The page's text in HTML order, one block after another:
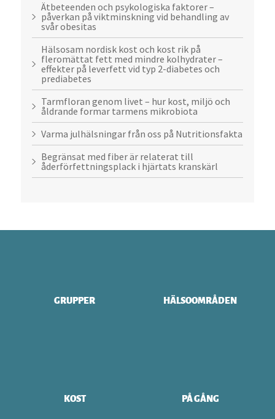
Ätbeteenden och psykologiska faktorer –
påverkan på viktminskning vid behandling av
svår obesitas
Hälsosam nordisk kost och kost rik på
fleromättat fett med mindre kolhydrater –
effekter på leverfett vid typ 2-diabetes och
prediabetes
Tarmfloran genom livet – hur kost, miljö och
åldrande formar tarmens mikrobiota
Varma julhälsningar från oss på Nutritionsfakta
Begränsat med fiber är relaterat till
åderförfettningsplack i hjärtats kranskärl
GRUPPER HÄLSOOMRÅDEN
KOST PÅ GÅNG